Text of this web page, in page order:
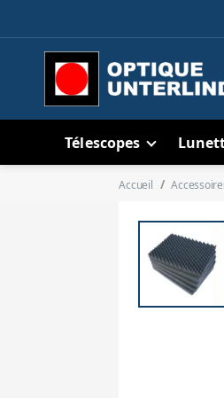
Télescopes
Accueil